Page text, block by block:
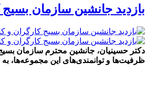
بازدید جانشین سازمان بسیج
دکتر حسینیان، جانشین محترم سازمان
ظرفیت‌ها و توانمندی‌های این مجموعه‌ها،